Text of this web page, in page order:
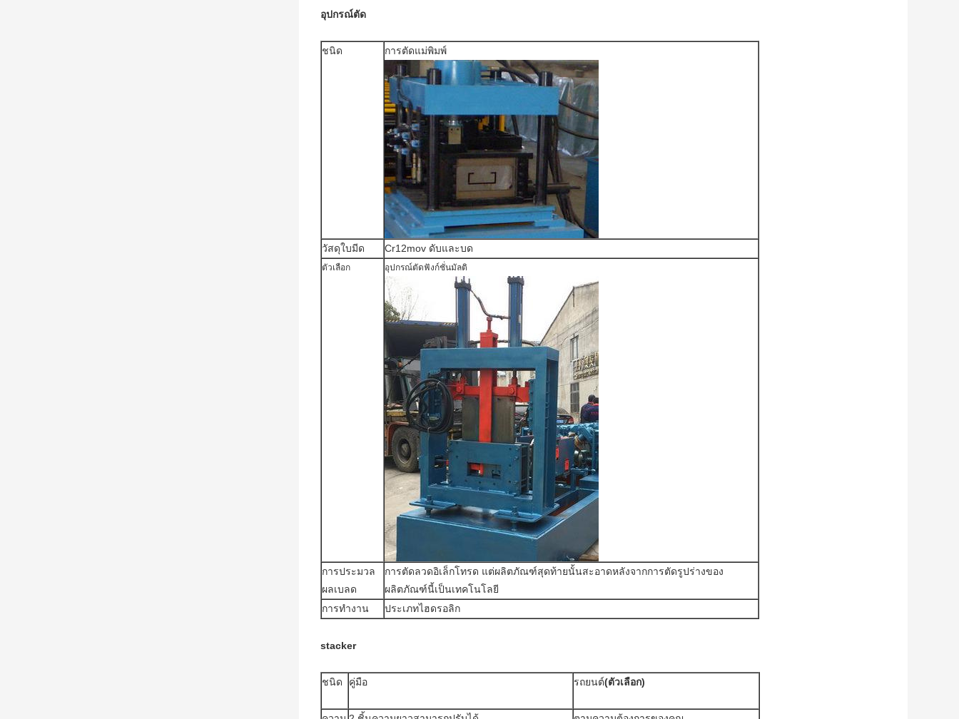
อุปกรณ์ตัด
ชนิด การตัดแม่พิมพ์
วัสดุใบมีด Cr12mov ดับและบด
ตัวเลือก อุปกรณ์ตัดฟังก์ชั่นมัลติ
การประมวล
ผลเบลด
การตัดลวดอิเล็กโทรด แต่ผลิตภัณฑ์สุดท้ายนั้นสะอาดหลังจากการตัดรูปร่างของ
ผลิตภัณฑ์นี้เป็นเทคโนโลยี
การทำงาน
ประเภทไฮดรอลิก
stacker
ชนิด คู่มือ รถยนต์(ตัวเลือก)